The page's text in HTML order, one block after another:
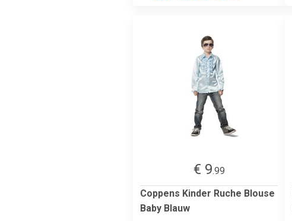
€ 9.99
Coppens Kinder Ruche Blouse
Baby Blauw